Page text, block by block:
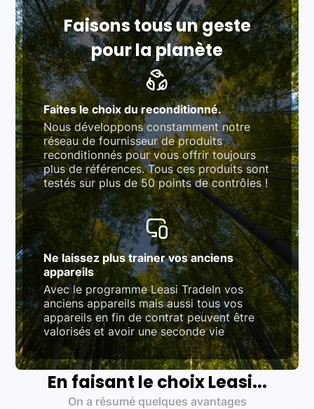
référentiel QualiRepar (bonus réparation)
Faisons tous un geste
pour la planète
Faites le choix du reconditionné.
Nous développons constamment notre
réseau de fournisseur de produits
reconditionnés pour vous offrir toujours
plus de références. Tous ces produits sont
testés sur plus de 50 points de contrôles !
Ne laissez plus trainer vos anciens
appareils
Avec le programme Leasi TradeIn vos
anciens appareils mais aussi tous vos
appareils en fin de contrat peuvent être
valorisés et avoir une seconde vie
En faisant le choix Leasi...
On a résumé quelques avantages